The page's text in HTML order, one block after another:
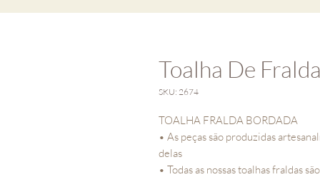
Toalha De
SKU: 2674
TOALHA FRALDA BORDADA
• As peças são produzidas
delas
• Todas as nossas toalhas fraldas